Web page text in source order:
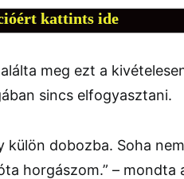
kattints ide
meg ezt a
sincs elfogyasztani.
külön dobozba. Soha
horgászom.” – mondta